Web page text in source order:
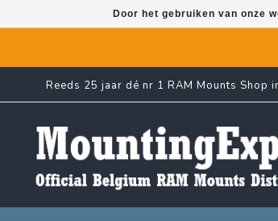
Reeds 25 jaar dé nr 1 RAM Mounts Shop
Door het gebruiken van onze